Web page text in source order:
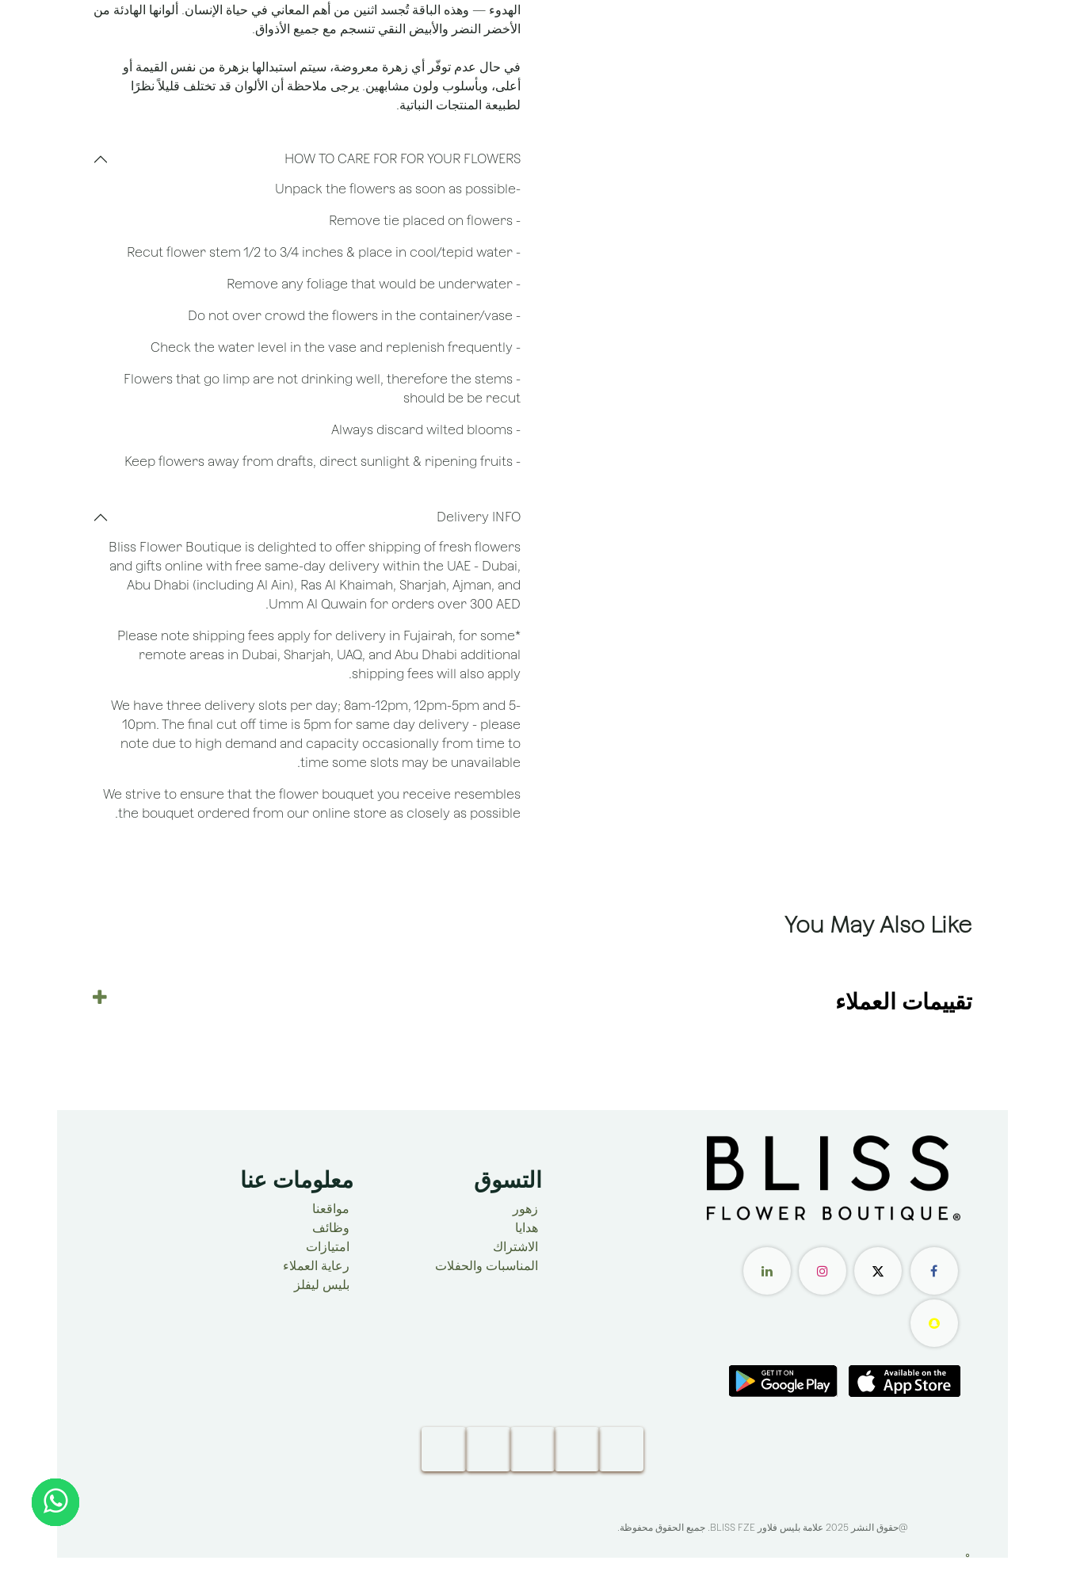
الهدوء — وهذه الباقة تُجسد اثنين من أهم المعاني في حياة الإنسان. ألوانها الهادئة من
الأخضر النضر والأبيض النقي تنسجم مع جميع الأذواق.
في حال عدم توفّر أي زهرة معروضة، سيتم استبدالها بزهرة من نفس القيمة أو
أعلى، وبأسلوب ولون مشابهين. يرجى ملاحظة أن الألوان قد تختلف قليلاً نظرًا
لطبيعة المنتجات النباتية.
HOW TO CARE FOR FOR YOUR FLOWERS
​-Unpack the flowers as soon as possible
- Remove tie placed on flowers
​- Recut flower stem 1/2 to 3/4 inches & place in cool/tepid water
- Remove any foliage that would be underwater
- Do not over crowd the flowers in the container/vase
- Check the water level in the vase and replenish frequently
- Flowers that go limp are not drinking well, therefore the stems
should be be recut
​- Always discard wilted blooms
- Keep flowers away from drafts, direct sunlight & ripening fruits
Delivery INFO
Bliss Flower Boutique is delighted to offer shipping of fresh flowers
and gifts online with free same-day delivery within the UAE - Dubai,
Abu Dhabi (including Al Ain), Ras Al Khaimah, Sharjah, Ajman, and
Umm Al Quwain for orders over 300 AED.
*Please note shipping fees apply for delivery in Fujairah, for some
remote areas in Dubai, Sharjah, UAQ, and Abu Dhabi additional
shipping fees will also apply.
We have three delivery slots per day; 8am-12pm, 12pm-5pm and 5-
10pm. The final cut off time is 5pm for same day delivery - please
note due to high demand and capacity occasionally from time to
time some slots may be unavailable.
We strive to ensure that the flower bouquet you receive resembles
the bouquet ordered from our online store as closely as possible.
You May Also Like
تقييمات العملاء
التسوق
زهور
هدايا
الاشتراك
المناسبات والحفلات
معلومات عنا ​
مواقعنا
وظائف
امتيازات
رعاية العملاء
بليس ليفلز
@حقوق النشر 2025 علامة بليس فلاور BLISS FZE . جميع الحقوق محفوظة.​